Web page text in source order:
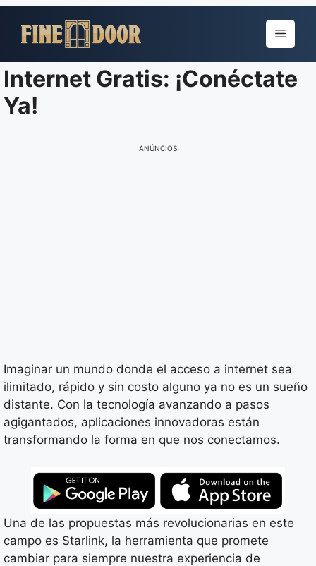
para
conteúdo
Menu
Internet Gratis: ¡Conéctate
Ya!
ANÚNCIOS
Imaginar un mundo donde el acceso a internet sea
ilimitado, rápido y sin costo alguno ya no es un sueño
distante. Con la tecnología avanzando a pasos
agigantados, aplicaciones innovadoras están
transformando la forma en que nos conectamos.
Una de las propuestas más revolucionarias en este
campo es Starlink, la herramienta que promete
cambiar para siempre nuestra experiencia de